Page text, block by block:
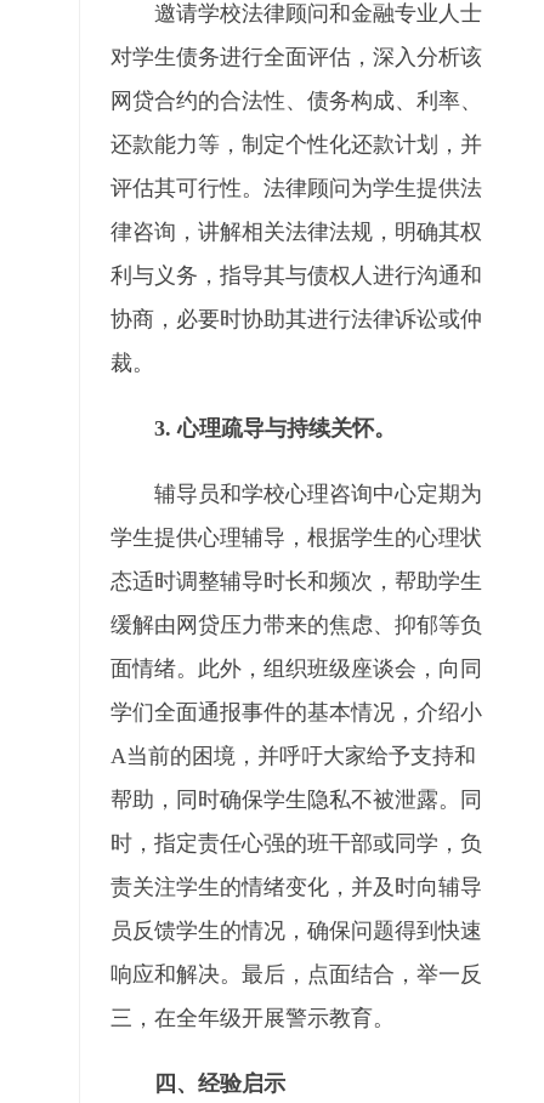
邀请学校法律顾问和金融专业人士
对学生债务进行全面评估，深入分析该
网贷合约的合法性、债务构成、利率、
还款能力等，制定个性化还款计划，并
评估其可行性。法律顾问为学生提供法
律咨询，讲解相关法律法规，明确其权
利与义务，指导其与债权人进行沟通和
协商，必要时协助其进行法律诉讼或仲
裁。
3. 心理疏导与持续关怀。
辅导员和学校心理咨询中心定期为
学生提供心理辅导，根据学生的心理状
态适时调整辅导时长和频次，帮助学生
缓解由网贷压力带来的焦虑、抑郁等负
面情绪。此外，组织班级座谈会，向同
学们全面通报事件的基本情况，介绍小
A当前的困境，并呼吁大家给予支持和
帮助，同时确保学生隐私不被泄露。同
时，指定责任心强的班干部或同学，负
责关注学生的情绪变化，并及时向辅导
员反馈学生的情况，确保问题得到快速
响应和解决。最后，点面结合，举一反
三，在全年级开展警示教育。
四、经验启示